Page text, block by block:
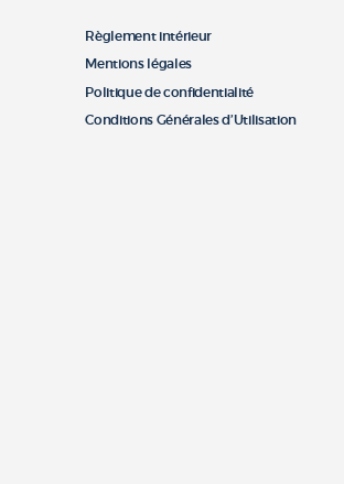
Règlement intérieur
Mentions légales
Politique de confidentialité
Conditions Générales d’Utilisation